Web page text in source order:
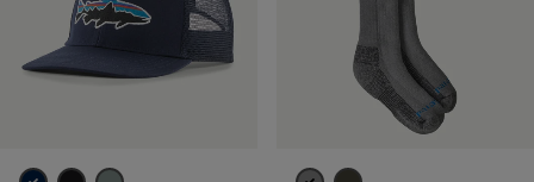
Filter by
Preis